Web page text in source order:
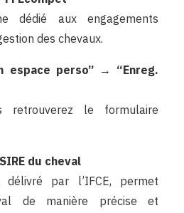
dédié aux engagements
des chevaux.
espace perso” → “Enreg.
retrouverez le formulaire
du cheval
délivré par l’IFCE, permet
de manière précise et